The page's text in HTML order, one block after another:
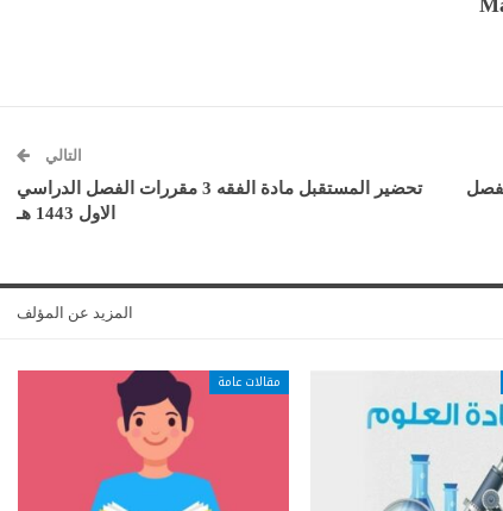
الفصل
التالي
تحضير المستقبل مادة الفقه 3 مقررات الفصل الدراسي
الاول 1443 هـ
المزيد عن المؤلف
مقالات عامة